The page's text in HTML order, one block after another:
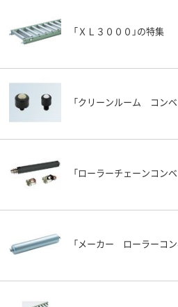
「ＸＬ３０００」の特集
「クリーンルーム コンベ
「ローラーチェーンコン
「メーカー ローラーコン